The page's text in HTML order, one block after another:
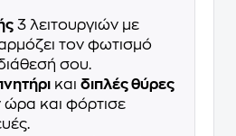
3 λειτουργιών με
τον φωτισμό
σου.
και διπλές θύρες
ώρα και φόρτισε